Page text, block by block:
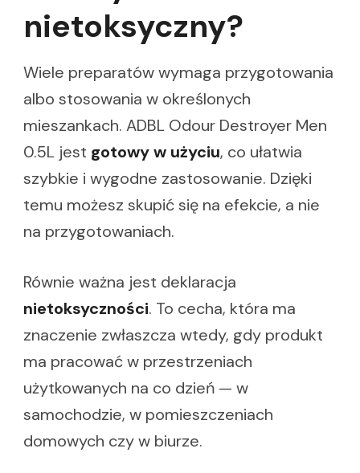
nietoksyczny?
Wiele preparatów wymaga przygotowania
albo stosowania w określonych
mieszankach. ADBL Odour Destroyer Men
0.5L jest gotowy w użyciu, co ułatwia
szybkie i wygodne zastosowanie. Dzięki
temu możesz skupić się na efekcie, a nie
na przygotowaniach.
Równie ważna jest deklaracja
nietoksyczności. To cecha, która ma
znaczenie zwłaszcza wtedy, gdy produkt
ma pracować w przestrzeniach
użytkowanych na co dzień — w
samochodzie, w pomieszczeniach
domowych czy w biurze.